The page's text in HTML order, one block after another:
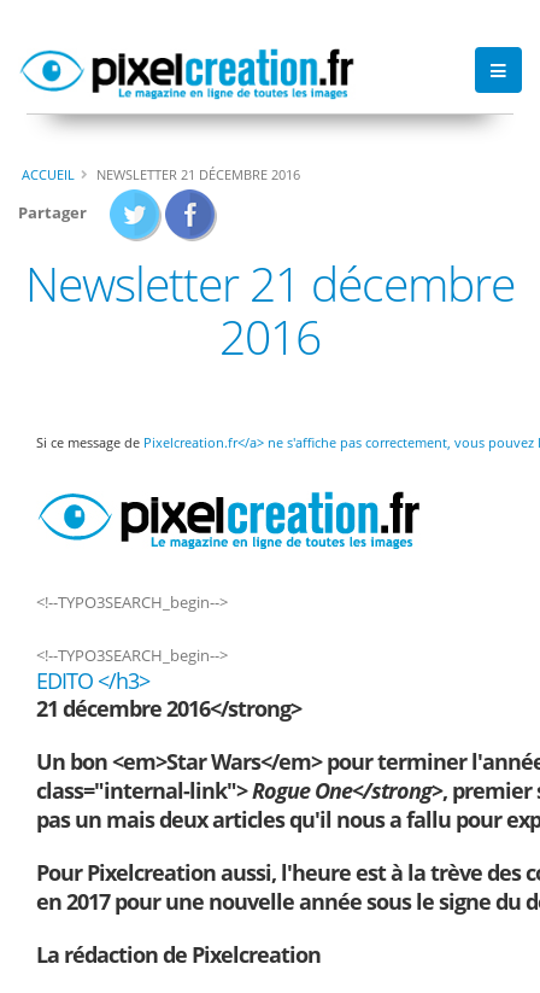
ACCUEIL NEWSLETTER 21 DÉCEMBRE 2016
Partager
Newsletter 21 décembre
2016
Si ce message de Pixelcreation.fr</a> ne s'affiche pas correctement, vous
<!--TYPO3SEARCH_begin-->
<!--TYPO3SEARCH_begin-->
EDITO </h3>
21 décembre 2016</strong>
Un bon <em>Star Wars</em> pour terminer
class="internal-link">Rogue One</strong>, premier
pas un mais deux articles qu'il nous a fallu pour
Pour Pixelcreation aussi, l'heure est à la trève des
en 2017 pour une nouvelle année sous le signe du
La rédaction de Pixelcreation